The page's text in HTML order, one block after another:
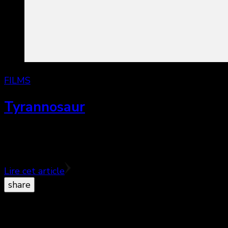
FILMS
Tyrannosaur
Lire cet article
share